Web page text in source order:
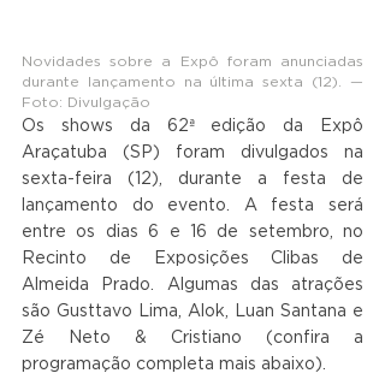
Novidades sobre a Expô foram anunciadas
durante lançamento na última sexta (12). —
Foto: Divulgação
Os shows da 62ª edição da Expô
Araçatuba (SP) foram divulgados na
sexta-feira (12), durante a festa de
lançamento do evento. A festa será
entre os dias 6 e 16 de setembro, no
Recinto de Exposições Clibas de
Almeida Prado. Algumas das atrações
são Gusttavo Lima, Alok, Luan Santana e
Zé Neto & Cristiano (confira a
programação completa mais abaixo).